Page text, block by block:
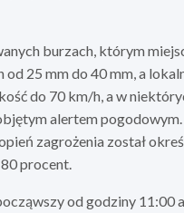
burzach, którym
25 mm do 40 mm, a
do 70 km/h, a w
alertem
zagrożenia został
procent.
od godziny 11:00